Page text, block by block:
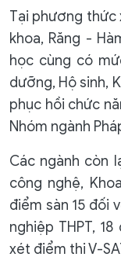
Tại phương thức
khoa, Răng -
học cùng có
dưỡng, Hộ sinh,
phục hồi chức
Nhóm ngành
Các ngành còn
công nghệ,
điểm sàn 15 đối
nghiệp THPT,
xét điểm thi V-